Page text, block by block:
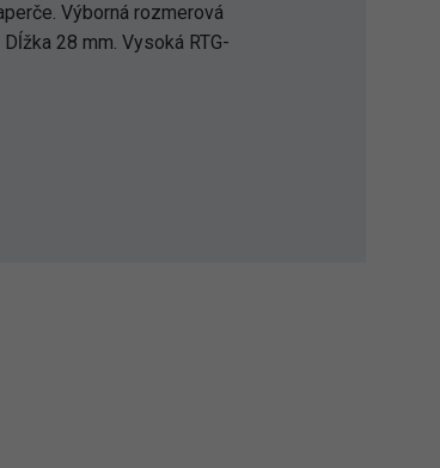
Výborná rozmerová
28 mm. Vysoká RTG-